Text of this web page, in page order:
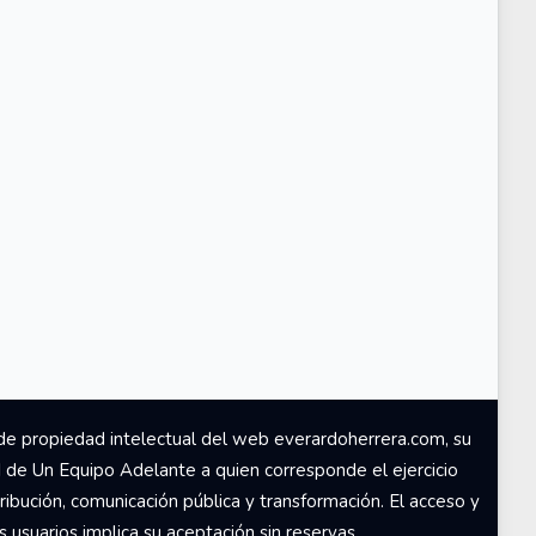
propiedad intelectual del web everardoherrera.com, su
Un Equipo Adelante a quien corresponde el ejercicio
comunicación pública y transformación. El acceso y